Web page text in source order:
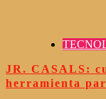
JR. CASALS:
herramienta